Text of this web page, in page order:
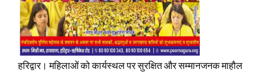
हरिद्वार। महिलाओं को कार्यस्थल पर सुरक्षित और सम्मानजनक माहौल